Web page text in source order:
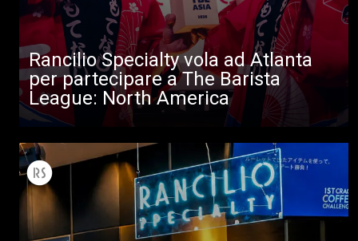
Rancilio Specialty vola ad Atlanta
per partecipare a The Barista
League: North America